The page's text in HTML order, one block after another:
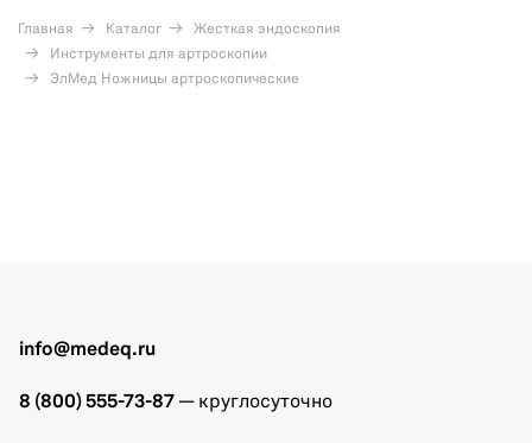
Главная Каталог
Жесткая эндоскопия
Инструменты для артроскопии
ЭлМед Ножницы артроскопические
info@medeq.ru
8 (800) 555-73-87 — круглосуточно